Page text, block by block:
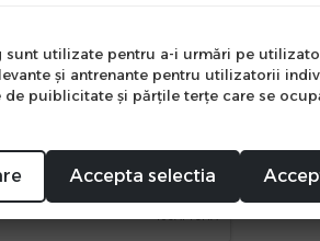
acestui formular imi dau
datelor personale)
sunt utilizate pentru a-i urmări pe
şi antrenante pentru utilizatorii
puiblicitate şi părţile terţe care se
Accepta selectia
Mă abonez